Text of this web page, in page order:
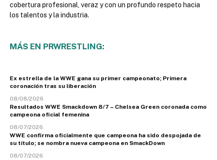
cobertura profesional, veraz y con un profundo respeto hacia
los talentos y la industria.
MÁS EN PRWRESTLING:
Ex estrella de la WWE gana su primer campeonato; Primera
coronación tras su liberación
08/08/2026
Resultados WWE Smackdown 8/7 – Chelsea Green coronada como
campeona oficial femenina
08/07/2026
WWE confirma oficialmente que campeona ha sido despojada de
su título; se nombra nueva campeona en SmackDown
08/07/2026